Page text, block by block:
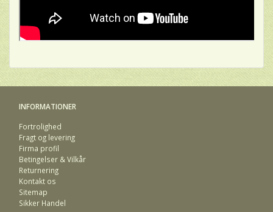
INFORMATIONER
Fortrolighed
Fragt og levering
Firma profil
Betingelser & Vilkår
Returnering
Kontakt os
Sitemap
Sikker Handel